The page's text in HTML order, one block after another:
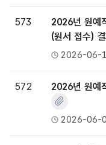
573
2026년 원예
(원서 접수)
2026-06-
572 2026년 원예
2026-06-